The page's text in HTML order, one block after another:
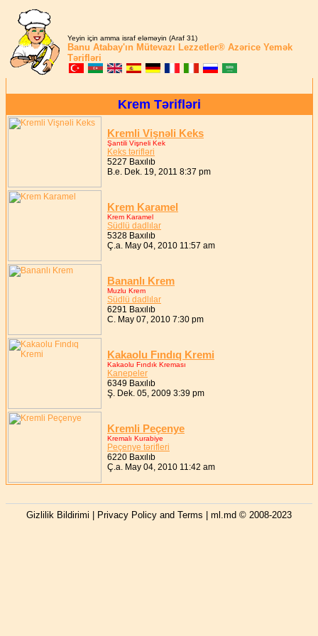
Yeyin için amma israf eləməyin (Araf 31)
Banu Atabay'ın Mütevazı Lezzetler® Azərice Yemək
Tərifləri
Krem Tərifləri
Kremli Vişnəli Keks
Şantili Vişneli Kek
Keks tərifləri
5227 Baxılıb
B.e. Dek. 19, 2011 8:37 pm
Krem Karamel
Krem Karamel
Südlü dadlılar
5328 Baxılıb
Ç.a. May 04, 2010 11:57 am
Bananlı Krem
Muzlu Krem
Südlü dadlılar
6291 Baxılıb
C. May 07, 2010 7:30 pm
Kakaolu Fındıq Kremi
Kakaolu Fındık Kreması
Kanepeler
6349 Baxılıb
Ş. Dek. 05, 2009 3:39 pm
Kremli Peçenye
Kremalı Kurabiye
Peçenye tərifleri
6220 Baxılıb
Ç.a. May 04, 2010 11:42 am
Gizlilik Bildirimi | Privacy Policy and Terms | ml.md © 2008-2023